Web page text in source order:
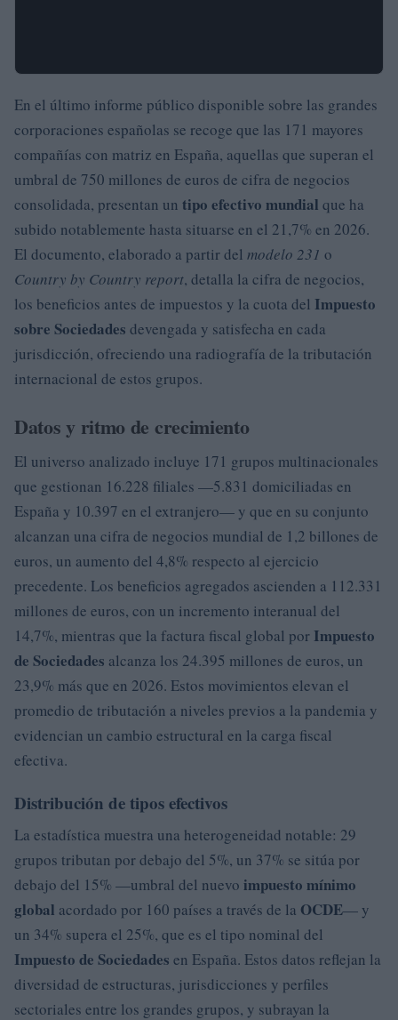
En el último informe público disponible sobre las grandes
corporaciones españolas se recoge que las 171 mayores
compañías con matriz en España, aquellas que superan el
umbral de 750 millones de euros de cifra de negocios
consolidada, presentan un tipo efectivo mundial que ha
subido notablemente hasta situarse en el 21,7% en 2026.
El documento, elaborado a partir del modelo 231 o
Country by Country report, detalla la cifra de negocios,
los beneficios antes de impuestos y la cuota del Impuesto
sobre Sociedades devengada y satisfecha en cada
jurisdicción, ofreciendo una radiografía de la tributación
internacional de estos grupos.
Datos y ritmo de crecimiento
El universo analizado incluye 171 grupos multinacionales
que gestionan 16.228 filiales —5.831 domiciliadas en
España y 10.397 en el extranjero— y que en su conjunto
alcanzan una cifra de negocios mundial de 1,2 billones de
euros, un aumento del 4,8% respecto al ejercicio
precedente. Los beneficios agregados ascienden a 112.331
millones de euros, con un incremento interanual del
14,7%, mientras que la factura fiscal global por Impuesto
de Sociedades alcanza los 24.395 millones de euros, un
23,9% más que en 2026. Estos movimientos elevan el
promedio de tributación a niveles previos a la pandemia y
evidencian un cambio estructural en la carga fiscal
efectiva.
Distribución de tipos efectivos
La estadística muestra una heterogeneidad notable: 29
grupos tributan por debajo del 5%, un 37% se sitúa por
debajo del 15% —umbral del nuevo impuesto mínimo
global acordado por 160 países a través de la OCDE— y
un 34% supera el 25%, que es el tipo nominal del
Impuesto de Sociedades en España. Estos datos reflejan la
diversidad de estructuras, jurisdicciones y perfiles
sectoriales entre los grandes grupos, y subrayan la